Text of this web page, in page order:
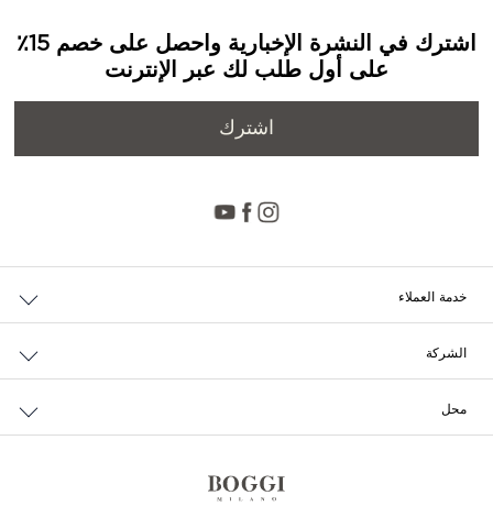
اشترك في النشرة الإخبارية واحصل على خصم 15٪
على أول طلب لك عبر الإنترنت
اشترك
خدمة العملاء
الدفع
إرجاع مجاني
الشركة
محل